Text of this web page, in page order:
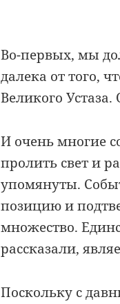
Во-первых, мы
далека от того,
Великого
И очень многие
пролить свет и
упомянуты.
позицию и
множество.
рассказали,
Поскольку с